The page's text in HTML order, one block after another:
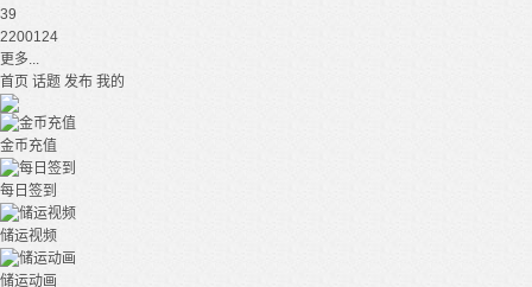
39
2200124
更多...
首页 话题 发布 我的
金币充值
每日签到
储运视频
储运动画